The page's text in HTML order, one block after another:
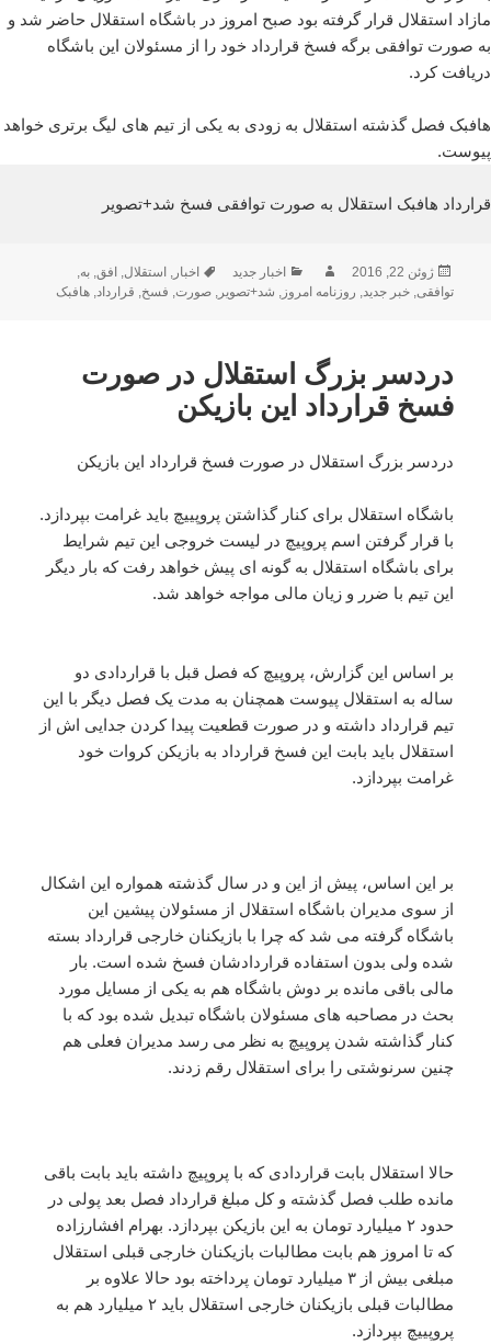
مازاد استقلال قرار گرفته بود صبح امروز در باشگاه استقلال حاضر شد و
به صورت توافقی برگه فسخ قرارداد خود را از مسئولان این باشگاه
دریافت کرد.
هافبک فصل گذشته استقلال به زودی به یکی از تیم های لیگ برتری خواهد
پیوست.
قرارداد هافبک استقلال به صورت توافقی فسخ شد+تصویر
ارسال
شده
ژوئن 22, 2016 نویسندهدسته‌ها
اخبار جدید برچسب‌ها
اخبار, استقلال, افق,به,
توافقی,خبر جدید, روزنامه امروز, شد+تصویر,صورت, فسخ, قرارداد,هافبک
دردسر بزرگ استقلال در صورت
فسخ قرارداد این بازیکن
دردسر بزرگ استقلال در صورت فسخ قرارداد این بازیکن
باشگاه استقلال برای کنار گذاشتن پروپییچ باید غرامت بپردازد.
با قرار گرفتن اسم پروپیچ در لیست خروجی این تیم شرایط
برای باشگاه استقلال به گونه ای پیش خواهد رفت که بار دیگر
این تیم با ضرر و زیان مالی مواجه خواهد شد.
بر اساس این گزارش، پروپیچ که فصل قبل با قراردادی دو
ساله به استقلال پیوست همچنان به مدت یک فصل دیگر با این
تیم قرارداد داشته و در صورت قطعیت پیدا کردن جدایی اش از
استقلال باید بابت این فسخ قرارداد به بازیکن کروات خود
غرامت بپردازد.
بر این اساس، پیش از این و در سال گذشته همواره این اشکال
از سوی مدیران باشگاه استقلال از مسئولان پیشین این
باشگاه گرفته می شد که چرا با بازیکنان خارجی قرارداد بسته
شده ولی بدون استفاده قراردادشان فسخ شده است. بار
مالی باقی مانده بر دوش باشگاه هم به یکی از مسایل مورد
بحث در مصاحبه های مسئولان باشگاه تبدیل شده بود که با
کنار گذاشته شدن پروپیچ به نظر می رسد مدیران فعلی هم
چنین سرنوشتی را برای استقلال رقم زدند.
حالا استقلال بابت قراردادی که با پروپیچ داشته باید بابت باقی
مانده طلب فصل گذشته و کل مبلغ قرارداد فصل بعد پولی در
حدود ۲ میلیارد تومان به این بازیکن بپردازد. بهرام افشارزاده
که تا امروز هم بابت مطالبات بازیکنان خارجی قبلی استقلال
مبلغی بیش از ۳ میلیارد تومان پرداخته بود حالا علاوه بر
مطالبات قبلی بازیکنان خارجی استقلال باید ۲ میلیارد هم به
پروپییچ بپردازد.